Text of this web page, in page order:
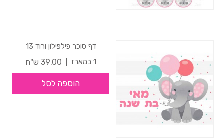
דף סוכר פילפילון ורוד 13
1 במארז
39.00 ש"ח
הוספה לסל